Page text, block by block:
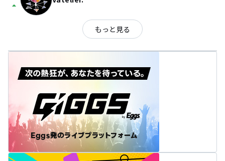
arrow_drop_up
もっと見る